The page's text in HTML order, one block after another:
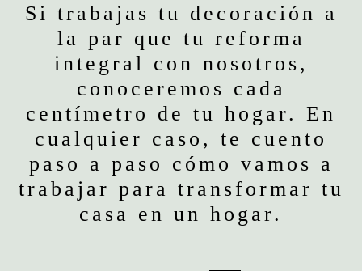
Si trabajas tu decoración a
la par que tu reforma
integral con nosotros,
conoceremos cada
centímetro de tu hogar. En
cualquier caso, te cuento
paso a paso cómo vamos a
trabajar para transformar tu
casa en un hogar.